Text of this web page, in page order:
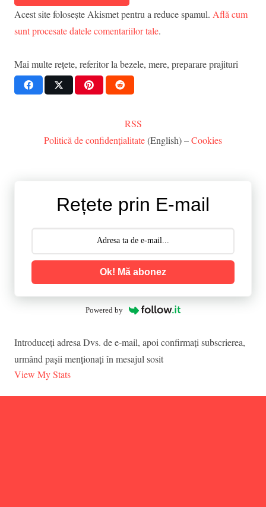
Acest site folosește Akismet pentru a reduce spamul. Află cum
sunt procesate datele comentariilor tale.
Mai multe rețete, referitor la bezele, mere, preparare prajituri
RSS
Politică de confidențialitate(English) –Cookies
Rețete prin E-mail
Ok! Mă abonez
Powered by
Introduceţi adresa Dvs. de e-mail, apoi confirmaţi subscrierea,
urmând paşii menţionaţi în mesajul sosit
View My Stats